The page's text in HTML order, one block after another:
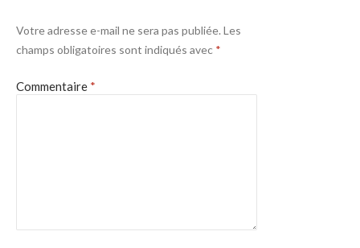
Votre adresse e-mail ne sera pas publiée. Les
champs obligatoires sont indiqués avec *
Commentaire *